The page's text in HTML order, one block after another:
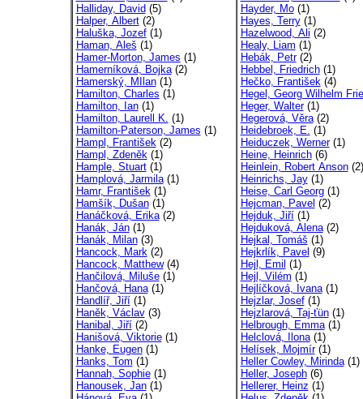
Halliday, David (5)
Halper, Albert(2)
Haluška, Jozef(1)
Haman, Aleš (1)
Hamer-Morton, James (1)
Hamerníková, Bojka(2)
Hamerský, MIlan(1)
Hamilton, Charles (1)
Hamilton, Ian(1)
Hamilton, Laurell K. (1)
Hamilton-Paterson, James (1)
Hampl, František(2)
Hampl, Zdeněk(1)
Hample, Stuart(1)
Hamplová, Jarmila(1)
Hamr, František(1)
Hamšík, Dušan(1)
Hanáčková, Erika(2)
Hanák, Ján(1)
Hanák, Milan(3)
Hancock, Mark(2)
Hancock, Matthew(4)
Hančilová, Miluše(1)
Hančová, Hana(1)
Handlíř, Jiří(1)
Haněk, Václav(3)
Hanibal, Jiří(2)
Hanišová, Viktorie(1)
Hanke, Eugen(1)
Hanks, Tom (1)
Hannah, Sophie(1)
Hanousek, Jan(1)
Hayder, Mo(1)
Hayes, Terry(1)
Hazelwood, Ali (2)
Healy, Liam (1)
Hebák, Petr(2)
Hebbel, Friedrich(1)
Hečko, František(4)
Hegel, Georg Wilhelm
Heger, Walter(1)
Hegerová, Věra(2)
Heidebroek, E. (1)
Heiduczek, Werner(1)
Heine, Heinrich(6)
Heinlein, Robert Anson(2)
Heinrichs, Jay(1)
Heise, Carl Georg(1)
Hejcman, Pavel (2)
Hejduk, Jiří(1)
Hejduková, Alena(2)
Hejkal, Tomáš (1)
Hejkrlík, Pavel (9)
Hejl, Emil (1)
Hejl, Vilém (1)
Hejlíčková, Ivana(1)
Hejzlar, Josef(1)
Hejzlarová, Taj-ťün(1)
Helbrough, Emma(1)
Helclová, Ilona(1)
Helísek, Mojmír(1)
Heller Cowley, Mirinda(1)
Heller, Joseph(6)
Hellerer, Heinz (1)